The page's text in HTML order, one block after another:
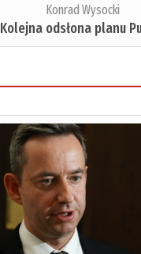
Konrad Wysocki
Kolejna odsłona planu